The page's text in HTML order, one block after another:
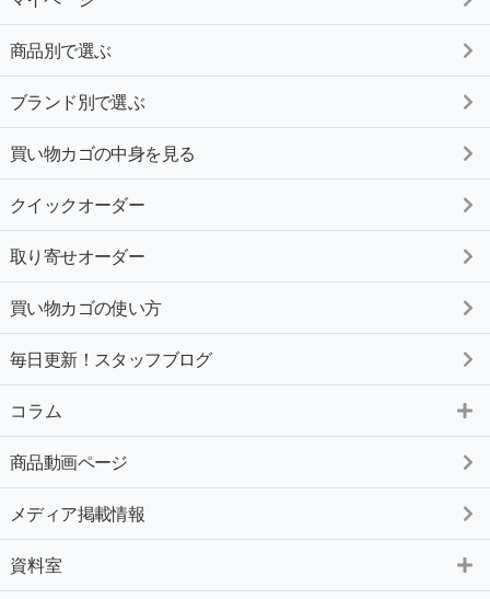
商品別で選ぶ
ブランド別で選ぶ
買い物カゴの中身を見る
クイックオーダー
取り寄せオーダー
買い物カゴの使い方
毎日更新！スタッフブログ
コラム
商品動画ページ
メディア掲載情報
資料室